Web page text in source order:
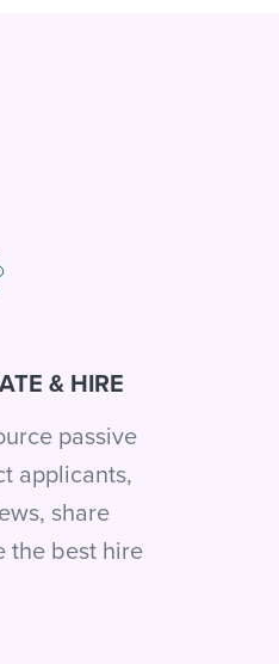
& HIRE
passive
applicants,
share
the best hire